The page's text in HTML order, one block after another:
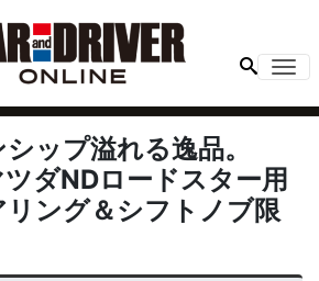
ップ溢れる逸品。
ダNDロードスター用
ング＆シフトノブ限